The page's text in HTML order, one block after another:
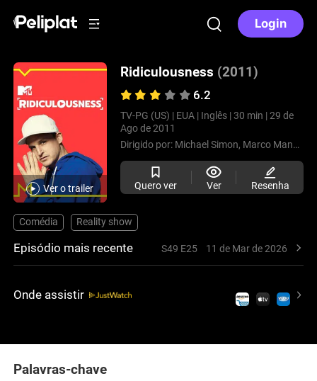
Login
Ver o trailer
Ridiculousness (2011)
6.2
TV-PG (US) | EUA | Inglês | 30 min | 29 de
Ago de 2011
Dirigido por: Michael Simon, Marco Mancini
Quero ver Ver Resenha
Comédia Reality show
Episódio mais recente S49 E25 11 de Mar de 2026
Onde assistir
Palavras-chave